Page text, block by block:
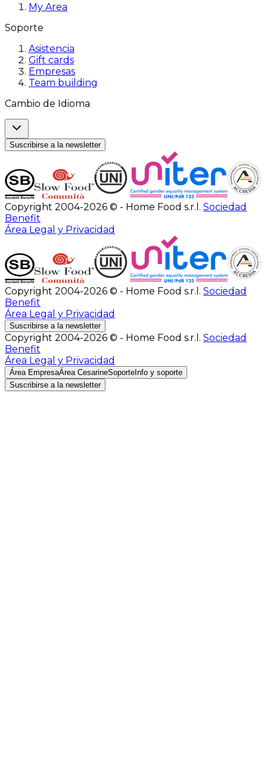
My Area
Soporte
Asistencia
Gift cards
Empresas
Team building
Cambio de Idioma
Suscribirse a la newsletter
Copyright 2004-2026 © - Home Food s.r.l. Sociedad
Benefit
Área Legal y Privacidad
Copyright 2004-2026 © - Home Food s.r.l. Sociedad
Benefit
Área Legal y Privacidad
Suscribirse a la newsletter
Copyright 2004-2026 © - Home Food s.r.l. Sociedad
Benefit
Área Legal y Privacidad
Área EmpresaÁrea CesarineSoporte Info y soporte
Suscribirse a la newsletter